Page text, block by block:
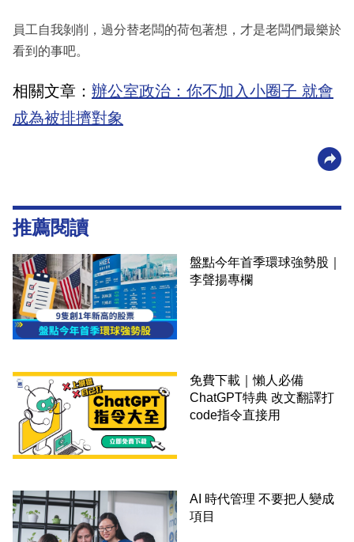
員工自我剝削，過分替老闆的荷包著想，才是老闆們最樂於
看到的事吧。
相關文章： 辦公室政治：你不加入小圈子 就會
成為被排擠對象
推薦閱讀
盤點今年首季環球強勢股｜
李聲揚專欄
免費下載｜懶人必備
ChatGPT特典 改文翻譯打
code指令直接用
AI 時代管理 不要把人變成
項目